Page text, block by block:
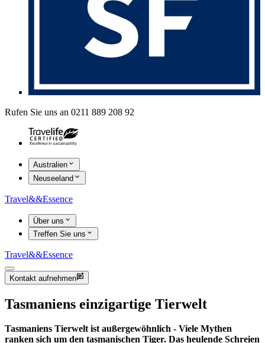
Rufen Sie uns an 0211 889 208 92
Australien
Neuseeland
Travel&&Essence
Über uns
Treffen Sie uns
Travel&&Essence
Kontakt aufnehmen
Tasmaniens einzigartige Tierwelt
Tasmaniens Tierwelt ist außergewöhnlich - Viele Mythen
ranken sich um den tasmanischen Tiger. Das heulende Schreien